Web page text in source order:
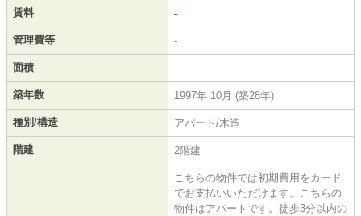
賃料 -
管理費等 -
面積 -
築年数 1997年 10月 (築28年)
種別/構造 アパート/木造
階建 2階建
こちらの物件では初期費用をカード
でお支払いいただけます。こちらの
物件はアパートです。徒歩3分以内の